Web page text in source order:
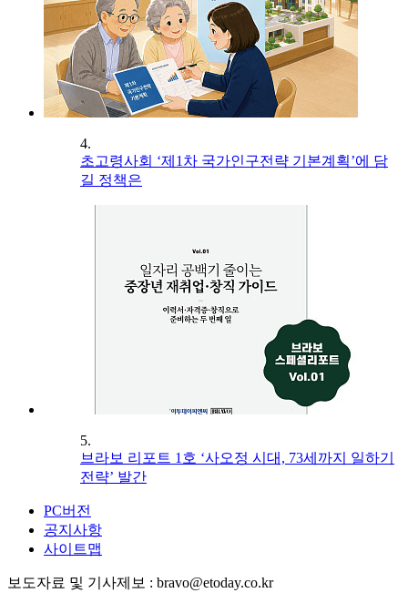
4.
초고령사회 ‘제1차 국가인구전략 기본계획’에 담
길 정책은
5.
브라보 리포트 1호 ‘사오정 시대, 73세까지 일하기
전략’ 발간
PC버전
공지사항
사이트맵
보도자료 및 기사제보 : bravo@etoday.co.kr